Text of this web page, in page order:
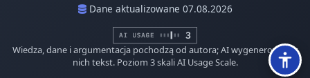
Dane aktualizowane 07.08.2026
Wiedza, dane i argumentacja pochodzą od autora; AI wygenerowało z
nich tekst. Poziom 3 skali AI Usage Scale.